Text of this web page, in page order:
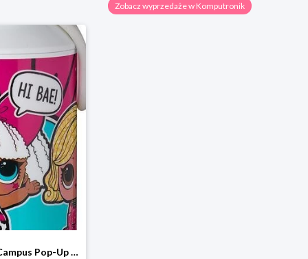
Zobacz wyprzedaże w Komputronik
Bidon Mepal Campus Pop-Up L.O.L. 400ml Surprise 107410065385